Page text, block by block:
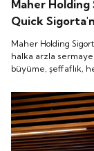
Maher Holding
Quick
şeffaflık,
alanlarında
Maher Holding
halka arzla sermaye
büyüme, şeffaflık,